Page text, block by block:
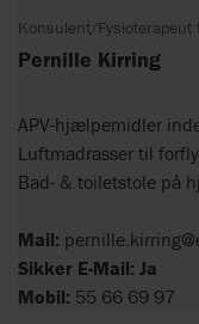
Konsulent/Fysioterapeut
Pernille Kirring
APV-hjælpemidler
Luftmadrasser til
Bad- & toiletstole på
Mail:
Sikker E-Mail: Ja
Mobil: 55 66 69 97